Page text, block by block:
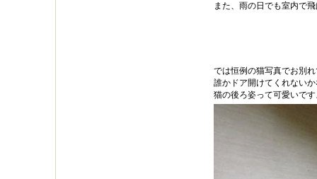
また、雨の日でも室内で
では恒例の猫写真でお別
誰かドア開けてくれない
猫の後ろ姿って可愛いで